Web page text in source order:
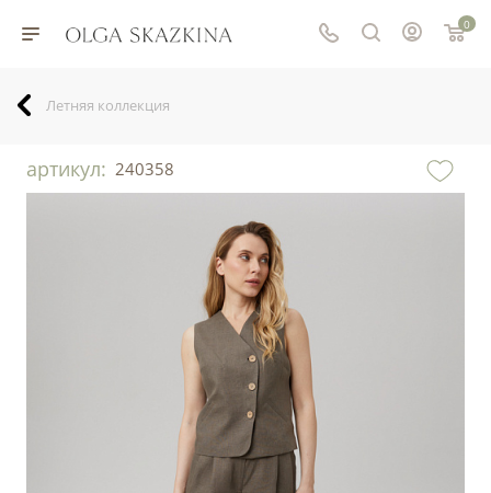
0
Летняя коллекция
артикул: 240358